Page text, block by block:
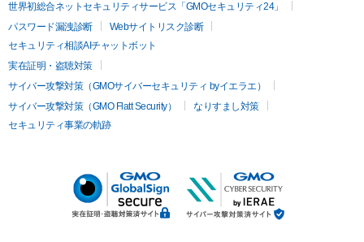
世界初総合ネットセキュリティサービス「GMOセキュリティ24」
パスワード漏洩診断
Webサイトリスク診断
セキュリティ相談AIチャットボット
実在証明・盗聴対策
サイバー攻撃対策（GMOサイバーセキュリティ byイエラエ）
サイバー攻撃対策（GMO Flatt Security）
なりすまし対策
セキュリティ事業の軌跡